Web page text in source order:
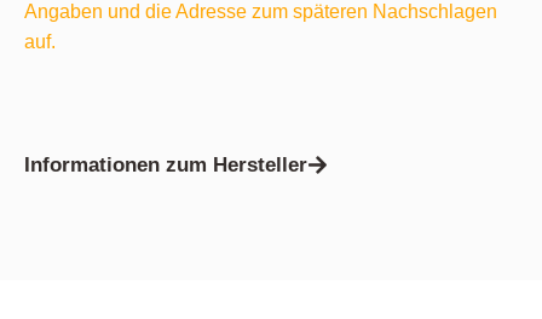
Angaben und die Adresse zum späteren Nachschlagen
auf.
Informationen zum Hersteller